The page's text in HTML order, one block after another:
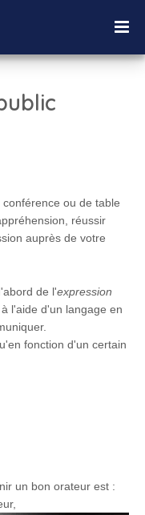
ou de table
réussir
auprès de votre
de l'expression
l'aide d'un langage en
fonction d'un certain
un bon orateur est :